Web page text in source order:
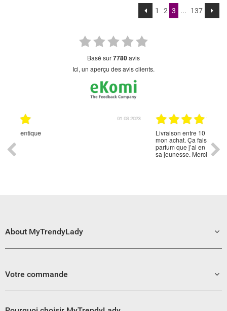
1 2 3 ... 137
basé sur7780avis
Ici, un aperçu des avis clients.
01.03.2023 27.02.2023
Livraison entre 10 et 15 jours bien emballé. Je suis ravi de
mon achat. Ça faisait des années que mon mari rechercher ce
parfum que j’ai en poche enfin pu lui offrir. Cela lui a rappelé
sa jeunesse. Merci à vous de m’avoir permis de le rendre
About MyTrendyLady
Votre commande